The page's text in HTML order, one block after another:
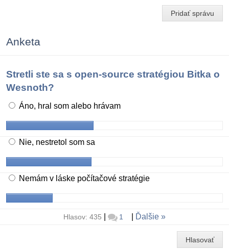
Pridať správu
Anketa
Stretli ste sa s open-source stratégiou Bitka o
Wesnoth?
Áno, hral som alebo hrávam
Nie, nestretol som sa
Nemám v láske počítačové stratégie
Hlasov: 435 1 Ďalšie
Hlasovať